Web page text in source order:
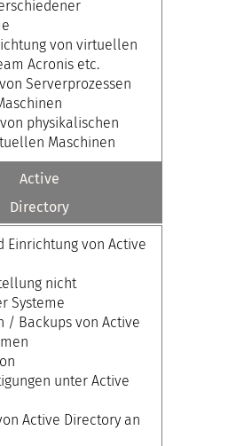
von virtuellen
Acronis etc.
Serverprozessen
physikalischen
Maschinen
Active
Directory
Einrichtung von Active
nicht
Systeme
/ Backups von Active
unter Active
Active Directory an